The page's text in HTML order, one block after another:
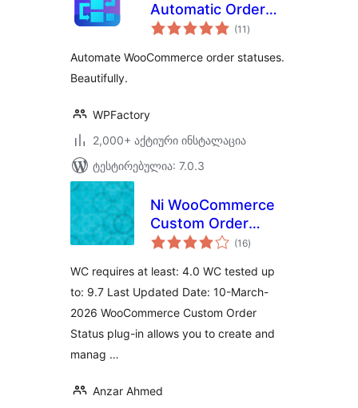
Automatic Order
Status Controller
(11 საერთო
რეიტინგი
)
Automate WooCommerce order statuses.
Beautifully.
WPFactory
2,000+ აქტიური ინსტალაცია
ტესტირებულია: 7.0.3
Ni WooCommerce
Custom Order
Status
(16საერთო
რეიტინგი
)
WC requires at least: 4.0 WC tested up
to: 9.7 Last Updated Date: 10-March-
2026 WooCommerce Custom Order
Status plug-in allows you to create and
manag …
Anzar Ahmed